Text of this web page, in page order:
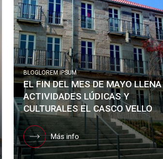
BLOGLOREM IPSUM
EL FIN DEL MES DE MAYO
ACTIVIDADES LÚDICAS Y
CULTURALES EL CASCO VELLO
Más info